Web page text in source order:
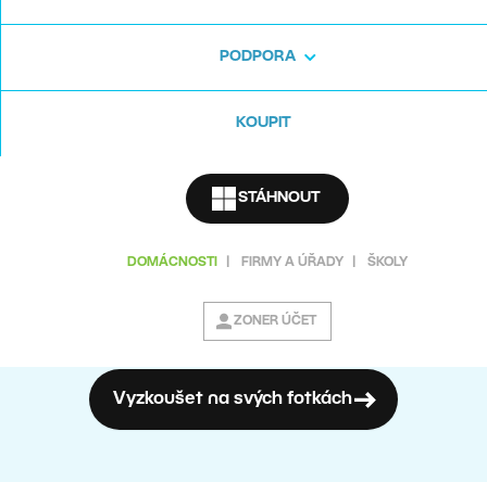
PODPORA
KOUPIT
STÁHNOUT
DOMÁCNOSTI FIRMY A ÚŘADY ŠKOLY
ZONER ÚČET
Vyzkoušet na svých fotkách